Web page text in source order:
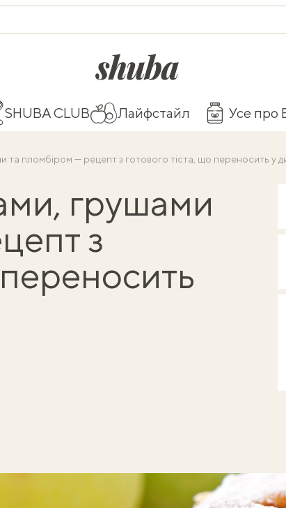
shuba.life
SHUBA CLUB Лайфстайл Усе про
та пломбіром — рецепт з готового тіста, що переносить у
грушами
з